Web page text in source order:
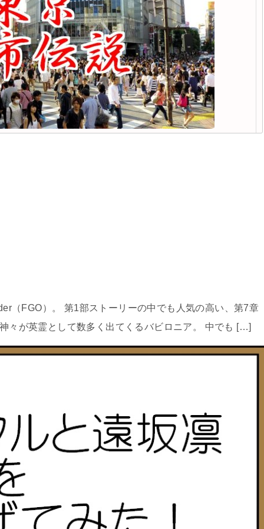
（FGO）。 第1部ストーリーの中でも人気の高い、第7章
々が英霊として数多く出てくるバビロニア。 中でも […]